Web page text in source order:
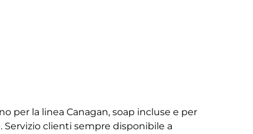
per la linea Canagan, soap incluse e per
clienti sempre disponibile a